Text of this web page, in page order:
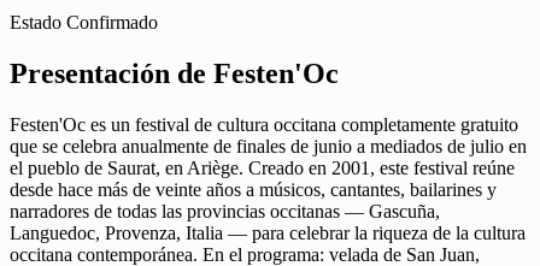
Estado Confirmado
Presentación de Festen'Oc
Festen'Oc es un festival de cultura occitana completamente gratuito
que se celebra anualmente de finales de junio a mediados de julio en
el pueblo de Saurat, en Ariège. Creado en 2001, este festival reúne
desde hace más de veinte años a músicos, cantantes, bailarines y
narradores de todas las provincias occitanas — Gascuña,
Languedoc, Provenza, Italia — para celebrar la riqueza de la cultura
occitana contemporánea. En el programa: velada de San Juan,